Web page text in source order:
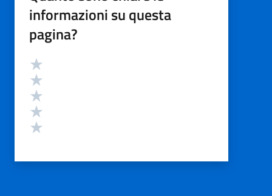
informazioni su questa
pagina?
Valutazione